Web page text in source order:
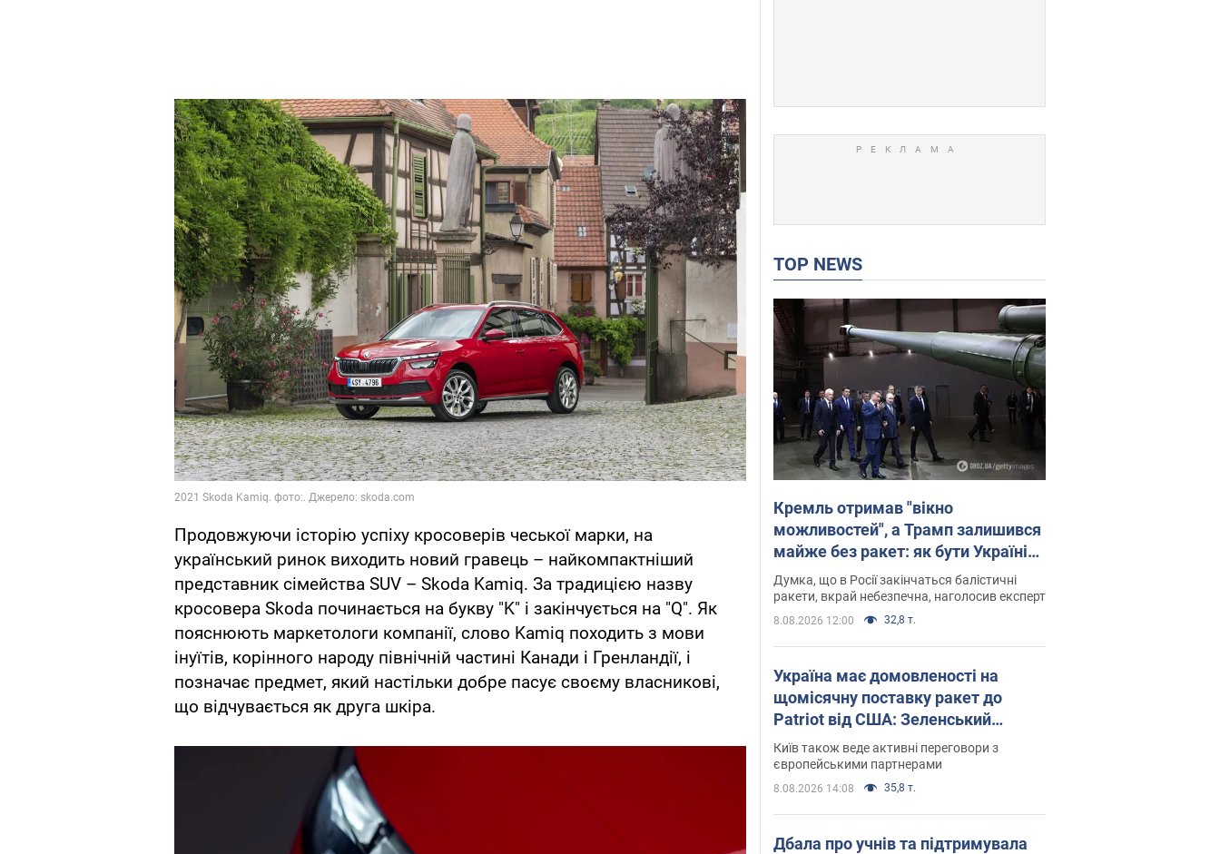
Продовжуючи історію успіху кросоверів чеської марки, на
український ринок виходить новий гравець – найкомпактніший
представник сімейства SUV – Skoda Kamiq. За традицією назву
кросовера Skoda починається на букву "K" і закінчується на "Q". Як
пояснюють маркетологи компанії, слово Kamiq походить з мови
інуїтів, корінного народу північній частині Канади і Гренландії, і
позначає предмет, який настільки добре пасує своєму власникові,
що відчувається як друга шкіра.
TOP NEWS
Кремль отримав "вікно
можливостей", а Трамп залишився
майже без ракет: як бути Україні?
Інтерв’ю з Мельником
Думка, що в Росії закінчаться балістичні
ракети, вкрай небезпечна, наголосив експерт
8.08.2026 12:00 32,8 т.
Україна має домовленості на
щомісячну поставку ракет до
Patriot від США: Зеленський
розкрив подробиці
Київ також веде активні переговори з
європейськими партнерами
8.08.2026 14:08 35,8 т.
Дбала про учнів та підтримувала